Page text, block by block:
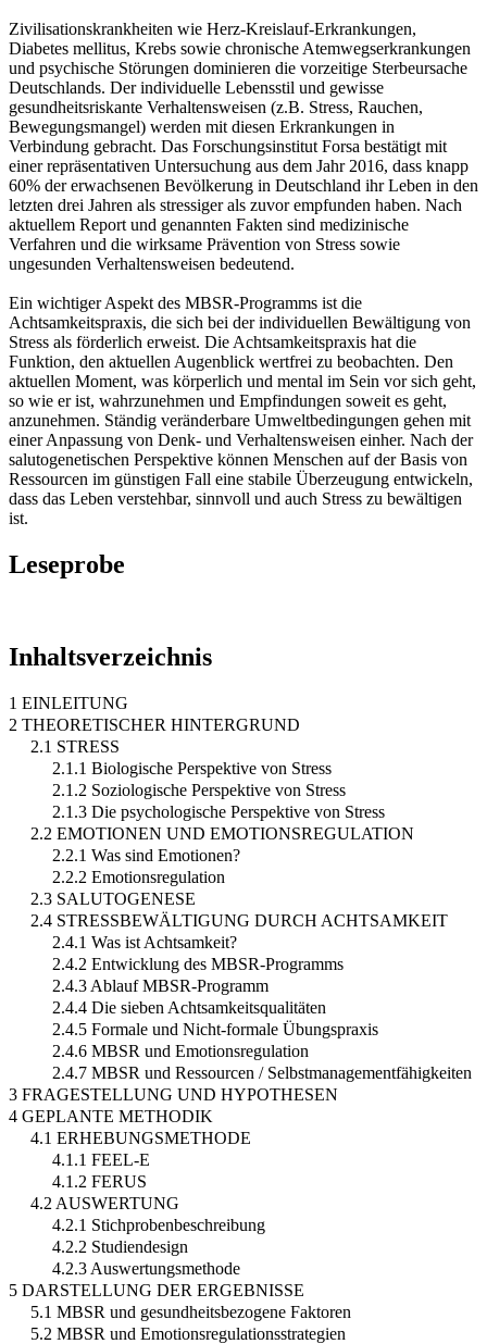
Zivilisationskrankheiten wie Herz-Kreislauf-Erkrankungen,
Diabetes mellitus, Krebs sowie chronische Atemwegserkrankungen
und psychische Störungen dominieren die vorzeitige Sterbeursache
Deutschlands. Der individuelle Lebensstil und gewisse
gesundheitsriskante Verhaltensweisen (z.B. Stress, Rauchen,
Bewegungsmangel) werden mit diesen Erkrankungen in
Verbindung gebracht. Das Forschungsinstitut Forsa bestätigt mit
einer repräsentativen Untersuchung aus dem Jahr 2016, dass knapp
60% der erwachsenen Bevölkerung in Deutschland ihr Leben in den
letzten drei Jahren als stressiger als zuvor empfunden haben. Nach
aktuellem Report und genannten Fakten sind medizinische
Verfahren und die wirksame Prävention von Stress sowie
ungesunden Verhaltensweisen bedeutend.
Ein wichtiger Aspekt des MBSR-Programms ist die
Achtsamkeitspraxis, die sich bei der individuellen Bewältigung von
Stress als förderlich erweist. Die Achtsamkeitspraxis hat die
Funktion, den aktuellen Augenblick wertfrei zu beobachten. Den
aktuellen Moment, was körperlich und mental im Sein vor sich geht,
so wie er ist, wahrzunehmen und Empfindungen soweit es geht,
anzunehmen. Ständig veränderbare Umweltbedingungen gehen mit
einer Anpassung von Denk- und Verhaltensweisen einher. Nach der
salutogenetischen Perspektive können Menschen auf der Basis von
Ressourcen im günstigen Fall eine stabile Überzeugung entwickeln,
dass das Leben verstehbar, sinnvoll und auch Stress zu bewältigen
ist.
Leseprobe
Inhaltsverzeichnis
1 EINLEITUNG
2 THEORETISCHER HINTERGRUND
2.1 STRESS
2.1.1 Biologische Perspektive von Stress
2.1.2 Soziologische Perspektive von Stress
2.1.3 Die psychologische Perspektive von Stress
2.2 EMOTIONEN UND EMOTIONSREGULATION
2.2.1 Was sind Emotionen?
2.2.2 Emotionsregulation
2.3 SALUTOGENESE
2.4 STRESSBEWÄLTIGUNG DURCH ACHTSAMKEIT
2.4.1 Was ist Achtsamkeit?
2.4.2 Entwicklung des MBSR-Programms
2.4.3 Ablauf MBSR-Programm
2.4.4 Die sieben Achtsamkeitsqualitäten
2.4.5 Formale und Nicht-formale Übungspraxis
2.4.6 MBSR und Emotionsregulation
2.4.7 MBSR und Ressourcen / Selbstmanagementfähigkeiten
3 FRAGESTELLUNG UND HYPOTHESEN
4 GEPLANTE METHODIK
4.1 ERHEBUNGSMETHODE
4.1.1 FEEL-E
4.1.2 FERUS
4.2 AUSWERTUNG
4.2.1 Stichprobenbeschreibung
4.2.2 Studiendesign
4.2.3 Auswertungsmethode
5 DARSTELLUNG DER ERGEBNISSE
5.1 MBSR und gesundheitsbezogene Faktoren
5.2 MBSR und Emotionsregulationsstrategien